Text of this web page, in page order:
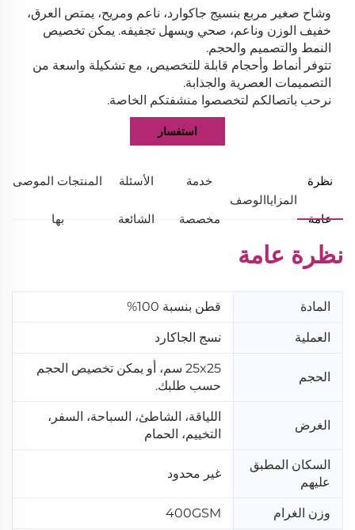
وشاح صغير مربع بنسيج جاكوارد، ناعم ومريح، يمتص العرق،
خفيف الوزن وناعم، صحي ويسهل تجفيفه. يمكن تخصيص
النمط والتصميم والحجم.
تتوفر أنماط وأحجام قابلة للتخصيص، مع تشكيلة واسعة من
التصميمات العصرية والجذابة.
نرحب باتصالكم لتخصصوا منشفتكم الخاصة.
استفسار
نظرة
عامة
المزاياالوصف
خدمة
مخصصة
الأسئلة
الشائعة
المنتجات الموصى
بها
نظرة عامة
المادة قطن بنسبة 100%
العملية نسج الجاكارد
الحجم
25x25 سم، أو يمكن تخصيص الحجم
حسب طلبك.
الغرض
اللياقة، الشاطئ، السباحة، السفر،
التخييم، الحمام
السكان المطبق
عليهم
غير محدود
وزن الغرام 400GSM